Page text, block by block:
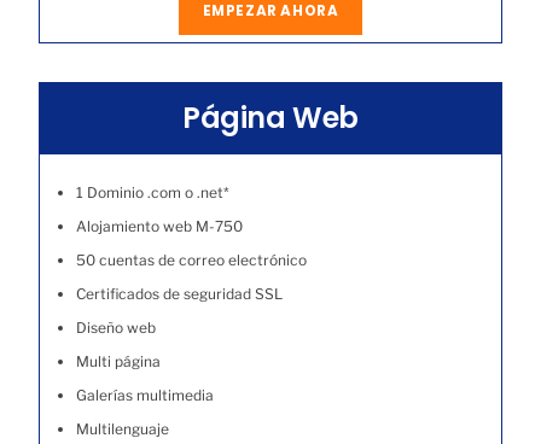
EMPEZAR AHORA
Página Web
1 Dominio .com o .net*
Alojamiento web M-750
50 cuentas de correo electrónico
Certificados de seguridad SSL
Diseño web
Multi página
Galerías multimedia
Multilenguaje